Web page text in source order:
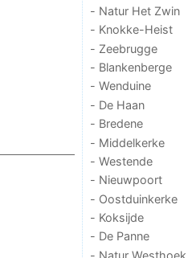
- Natur Het Zwin
- Knokke-Heist
- Zeebrugge
- Blankenberge
- Wenduine
- De Haan
- Bredene
- Middelkerke
- Westende
- Nieuwpoort
- Oostduinkerke
- Koksijde
- De Panne
- Natur Westhoek